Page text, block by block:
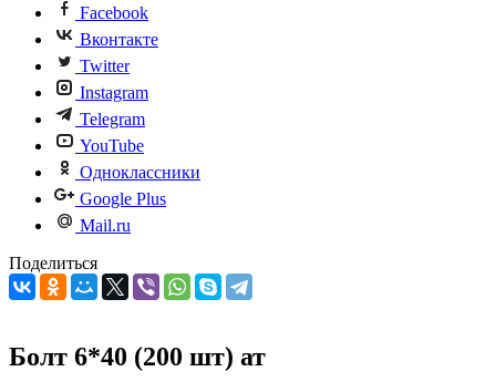
Facebook
Вконтакте
Twitter
Instagram
Telegram
YouTube
Одноклассники
Google Plus
Mail.ru
Поделиться
Болт 6*40 (200 шт) ат